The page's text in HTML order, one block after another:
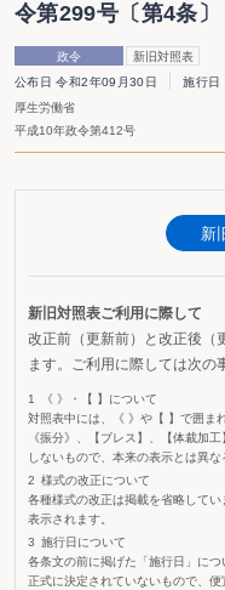
令第299号〔第4条
政令
新旧対照表
公布日 令和2年09月30日
施行日
厚生労働省
平成10年政令第412号
新
新旧対照表ご利用に際して
改正前（更新前）と改正後（
ます。ご利用に際しては次の
《 》・【 】について
対照表中には、《 》や【 】で囲ま
《振分》、【ブレス】、【体裁加
しないもので、本来の表示とは異な
様式の改正について
各種様式の改正は掲載を省略して
表示されます。
施行日について
各条文の前に掲げた「施行日」に
正式に決定されていないもので、